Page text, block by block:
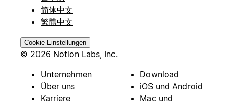
简体中文
繁體中文
Cookie-Einstellungen
© 2026 Notion Labs, Inc.
Unternehmen
Über uns
Karriere
Download
iOS und Android
Mac und